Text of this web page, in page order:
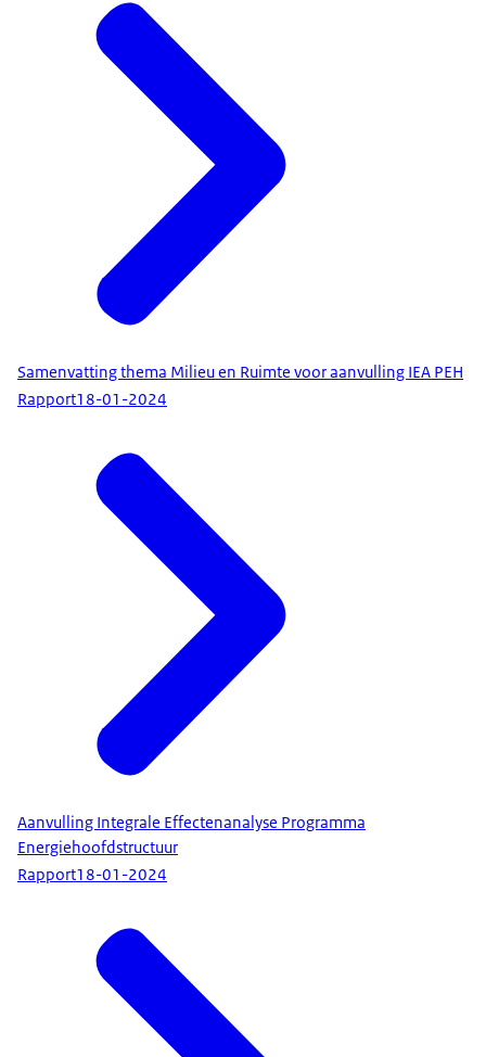
Samenvatting thema Milieu en Ruimte voor aanvulling IEA PEH
Rapport18-01-2024
Aanvulling Integrale Effectenanalyse Programma
Energiehoofdstructuur
Rapport18-01-2024